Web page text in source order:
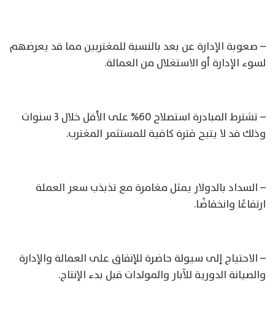
– صعوبة الإدارة عن بعد بالنسبة للمغتربين مما قد يعرضهم
لسوء الإدارة أو الاستغلال من العمالة.
– تشترط المبادرة استصلاح 60% على الأقل خلال 3 سنوات
وذلك قد لا يتيح فترة كافية للمستثمر المغترب.
– السداد بالدولار يمثل مغامرة مع تذبذب سعر العملة
ارتفاعًا وانخفاضًا.
– الاحتياج إلى سيولة حاضرة للإنفاق على العمالة والإدارة
والصيانة الدورية للآبار والمولدات قبل بدء الإنتاج.